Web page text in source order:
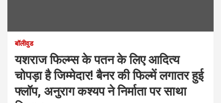
बॉलीवुड
यशराज फिल्म्स के पतन के लिए आदित्य
चोपड़ा है जिम्मेदार! बैनर की फिल्में लगातर हुई
फ्लॉप, अनुराग कश्यप ने निर्माता पर साथा